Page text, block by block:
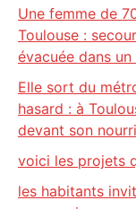
Une femme de
Toulouse :
évacuée dans
Elle sort du
hasard : à
devant son
voici les projets
les habitants